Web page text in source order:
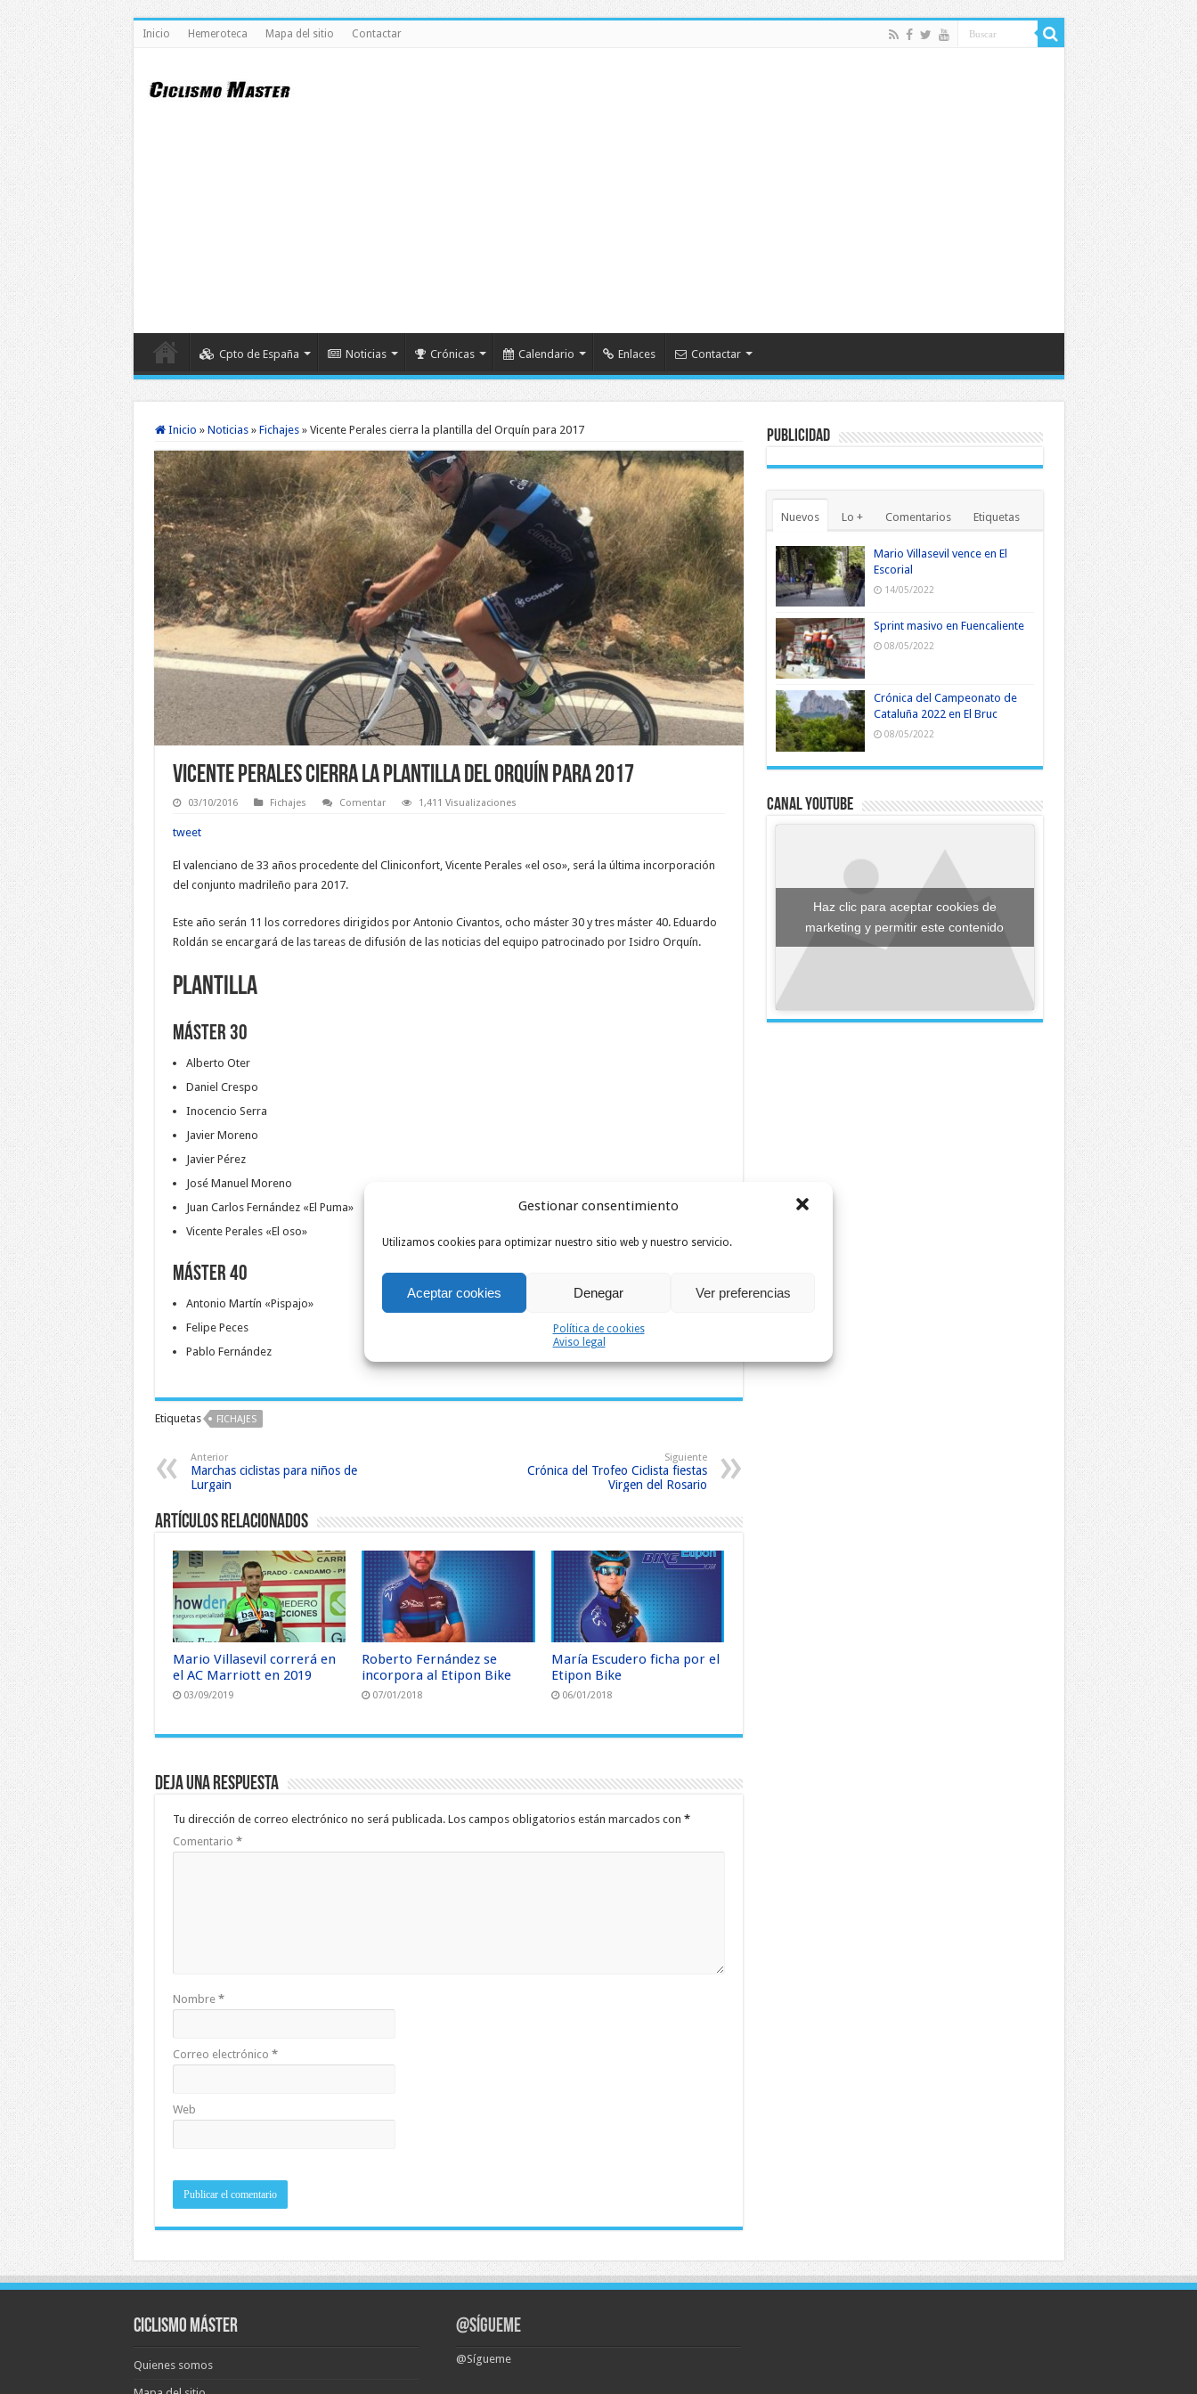
Gestionar consentimiento
Utilizamos cookies para optimizar nuestro sitio web y nuestro servicio.
Aceptar cookies Denegar Ver preferencias
Política de cookies
Aviso legal
Inicio Hemeroteca Mapa del sitio Contactar
Cpto de España Noticias Crónicas Calendario Enlaces Contactar
Inicio » Noticias » Fichajes » Vicente Perales cierra la plantilla del Orquín para 2017
Vicente Perales cierra la plantilla del Orquín para 2017
03/10/2016 Fichajes Comentar 1,411 Visualizaciones
tweet
El valenciano de 33 años procedente del Cliniconfort, Vicente Perales «el oso», será la última incorporación
del conjunto madrileño para 2017.
Este año serán 11 los corredores dirigidos por Antonio Civantos, ocho máster 30 y tres máster 40. Eduardo
Roldán se encargará de las tareas de difusión de las noticias del equipo patrocinado por Isidro Orquín.
Plantilla
Máster 30
Alberto Oter
Daniel Crespo
Inocencio Serra
Javier Moreno
Javier Pérez
José Manuel Moreno
Juan Carlos Fernández «El Puma»
Vicente Perales «El oso»
Máster 40
Antonio Martín «Pispajo»
Felipe Peces
Pablo Fernández
Etiquetas FICHAJES
Anterior
Marchas ciclistas para niños de
Lurgain
Siguiente
Crónica del Trofeo Ciclista fiestas
Virgen del Rosario
Artículos relacionados
Mario Villasevil correrá en
el AC Marriott en 2019
03/09/2019
Roberto Fernández se
incorpora al Etipon Bike
07/01/2018
María Escudero ficha por el
Etipon Bike
06/01/2018
Deja una respuesta
Tu dirección de correo electrónico no será publicada. Los campos obligatorios están marcados con *
Comentario *
Nombre *
Correo electrónico *
Web
Publicidad
Nuevos Lo + Comentarios Etiquetas
Mario Villasevil vence en El
Escorial
14/05/2022
Sprint masivo en Fuencaliente
08/05/2022
Crónica del Campeonato de
Cataluña 2022 en El Bruc
08/05/2022
Canal YouTube
Haz clic para aceptar cookies de
marketing y permitir este contenido
Ciclismo Máster
Quienes somos
@Sígueme
@Sígueme